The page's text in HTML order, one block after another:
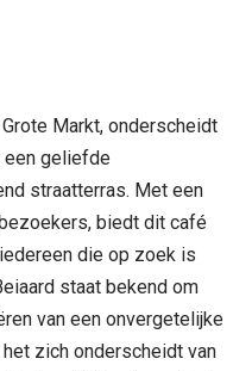
Markt, onderscheidt
een geliefde
straatterras. Met een
biedt dit café
die op zoek is
staat bekend om
van een onvergetelijke
zich onderscheidt van